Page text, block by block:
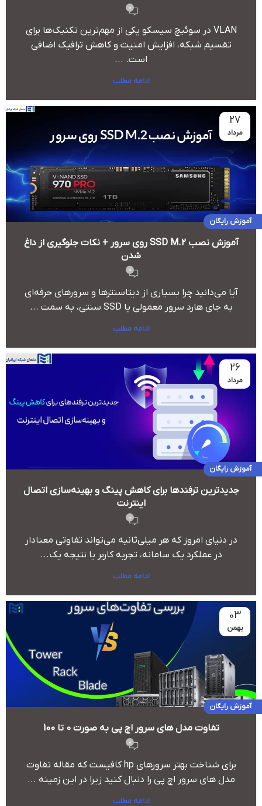
0
VLAN در سوئیچ سیسکو یکی از مهم‌ترین تکنیک‌ها برای
تقسیم شبکه، افزایش امنیت و کاهش ترافیک اضافی
است. ...
ادامه مطلب
27
مرداد
آموزش رایگان
آموزش نصب SSD M.2 روی سرور + نکات جلوگیری از داغ
شدن
0
آیا می‌دانید چرا بسیاری از دیتاسنترها و سرورهای حرفه‌ای
به جای هارد سرور معمولی یا SSD سنتی، به سمت ...
ادامه مطلب
26
مرداد
آموزش رایگان
جدیدترین ترفندها برای کاهش پینگ و بهینه‌سازی اتصال
اینترنت
0
در دنیای امروز که هر میلی‌ثانیه می‌تواند تفاوتی معنادار
در عملکرد یک سامانه، تجربه کاربر یا نتیجه یک...
ادامه مطلب
03
بهمن
آموزش رایگان
تفاوت مدل های سرور اچ پی به صورت 0 تا 100
0
برای شناخت بهتر سرورهای hp کافیست که مقاله تفاوت
مدل های سرور اچ پی را دنبال کنید زیرا در این زمینه ...
ادامه مطلب